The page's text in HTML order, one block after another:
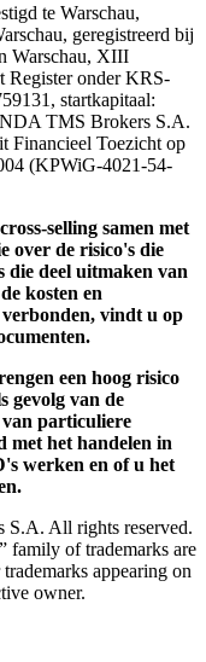
te Warschau,
geregistreerd bij
Warschau, XIII
Register onder KRS-
startkapitaal:
TMS Brokers S.A.
Financieel Toezicht op
(KPWiG-4021-54-
selling samen met
over de risico's die
die deel uitmaken van
kosten en
verbonden, vindt u op
een hoog risico
gevolg van de
particuliere
met het handelen in
werken en of u het
All rights reserved.
family of trademarks are
appearing on
owner.